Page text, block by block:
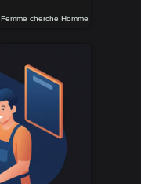
Femme cherche Homme